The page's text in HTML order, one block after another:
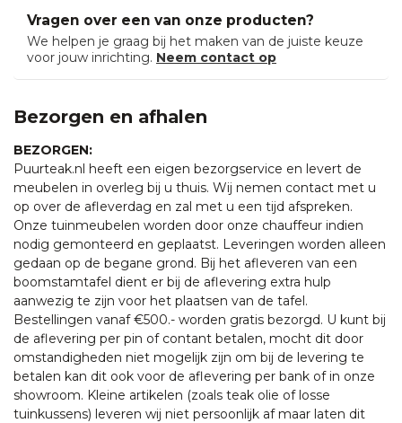
Vragen over een van onze producten?
We helpen je graag bij het maken van de juiste keuze
voor jouw inrichting. Neem contact op
Bezorgen en afhalen
BEZORGEN:
Puurteak.nl heeft een eigen bezorgservice en levert de
meubelen in overleg bij u thuis. Wij nemen contact met u
op over de afleverdag en zal met u een tijd afspreken.
Onze tuinmeubelen worden door onze chauffeur indien
nodig gemonteerd en geplaatst. Leveringen worden alleen
gedaan op de begane grond. Bij het afleveren van een
boomstamtafel dient er bij de aflevering extra hulp
aanwezig te zijn voor het plaatsen van de tafel.
Bestellingen vanaf €500.- worden gratis bezorgd. U kunt bij
de aflevering per pin of contant betalen, mocht dit door
omstandigheden niet mogelijk zijn om bij de levering te
betalen kan dit ook voor de aflevering per bank of in onze
showroom. Kleine artikelen (zoals teak olie of losse
tuinkussens) leveren wij niet persoonlijk af maar laten dit